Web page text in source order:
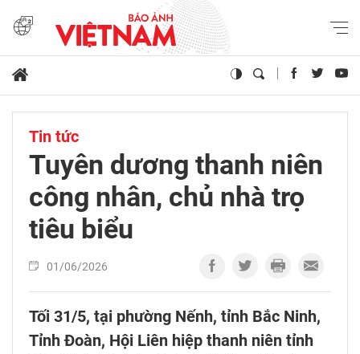
Tin tức
Tuyên dương thanh niên
công nhân, chủ nhà trọ
tiêu biểu
01/06/2026
Tối 31/5, tại phường Nếnh, tỉnh Bắc Ninh,
Tỉnh Đoàn, Hội Liên hiệp thanh niên tỉnh